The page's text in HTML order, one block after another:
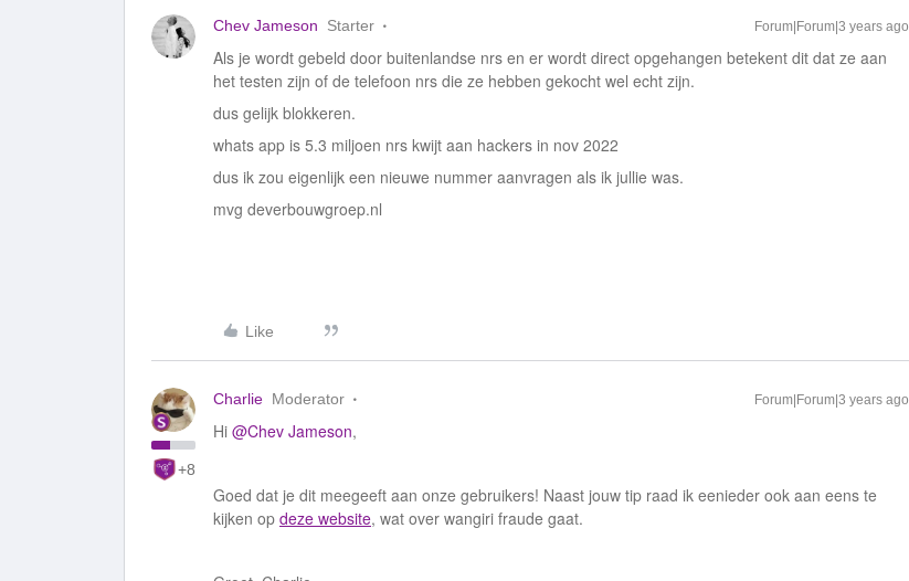
Chev Jameson Starter Forum|Forum|3 years ago
Als je wordt gebeld door buitenlandse nrs en er wordt direct opgehangen betekent dit dat ze aan
het testen zijn of de telefoon nrs die ze hebben gekocht wel echt zijn.
dus gelijk blokkeren.
whats app is 5.3 miljoen nrs kwijt aan hackers in nov 2022
dus ik zou eigenlijk een nieuwe nummer aanvragen als ik jullie was.
mvg deverbouwgroep.nl
Like
+8
Charlie Moderator Forum|Forum|3 years ago
Hi @Chev Jameson,
Goed dat je dit meegeeft aan onze gebruikers! Naast jouw tip raad ik eenieder ook aan eens te
kijken op deze website, wat over wangiri fraude gaat.